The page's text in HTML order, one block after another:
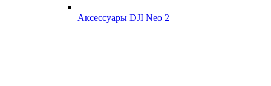
Аксессуары DJI Neo 2